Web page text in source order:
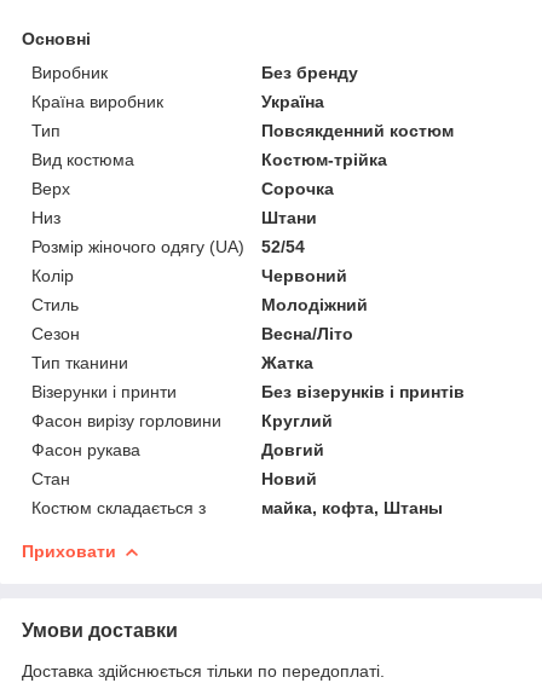
Основні
Виробник
Без бренду
Країна виробник
Україна
Тип
Повсякденний костюм
Вид костюма
Костюм-трійка
Верх
Сорочка
Низ
Штани
Розмір жіночого одягу (UA)
52/54
Колір
Червоний
Стиль
Молодіжний
Сезон
Весна/Літо
Тип тканини
Жатка
Візерунки і принти
Без візерунків і принтів
Фасон вирізу горловини
Круглий
Фасон рукава
Довгий
Стан
Новий
Костюм складається з
майка, кофта, Штаны
Приховати
Умови доставки
Доставка здійснюється тільки по передоплаті.